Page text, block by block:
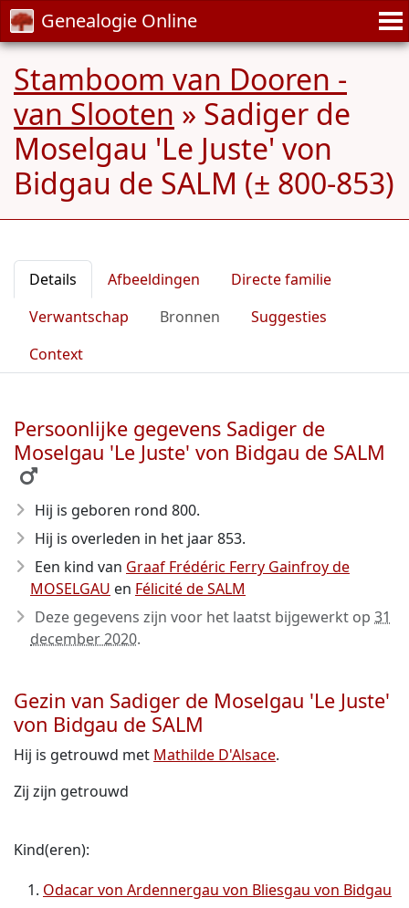
Genealogie Online
Stamboom van Dooren -
van Slooten » Sadiger de
Moselgau 'Le Juste' von
Bidgau de SALM (± 800-853)
Details Afbeeldingen
Directe familie
Verwantschap
Bronnen
Suggesties
Context
Persoonlijke gegevens Sadiger de
Moselgau 'Le Juste' von Bidgau de SALM
Hij is geboren rond 800.
Hij is overleden in het jaar 853.
Een kind van Graaf Frédéric Ferry Gainfroy de
MOSELGAU en Félicité de SALM
Deze gegevens zijn voor het laatst bijgewerkt op 31
december 2020.
Gezin van Sadiger de Moselgau 'Le Juste'
von Bidgau de SALM
Hij is getrouwd met Mathilde D'Alsace.
Zij zijn getrouwd
Kind(eren):
Odacar von Ardennergau von Bliesgau von Bidgau